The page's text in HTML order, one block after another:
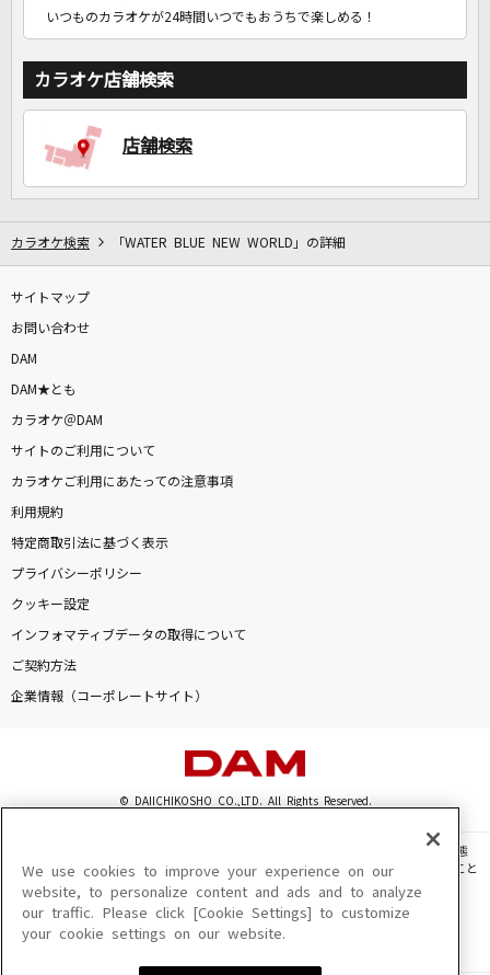
いつものカラオケが24時間いつでもおうちで楽しめる！
カラオケ店舗検索
店舗検索
カラオケ検索 「WATER BLUE NEW WORLD」の詳細
サイトマップ
お問い合わせ
DAM
DAM★とも
カラオケ＠DAM
サイトのご利用について
カラオケご利用にあたっての注意事項
利用規約
特定商取引法に基づく表示
プライバシーポリシー
クッキー設定
インフォマティブデータの取得について
ご契約方法
企業情報（コーポレートサイト）
© DAIICHIKOSHO CO.,LTD. All Rights Reserved.
このサイトに掲載されている一切の文章・画像・写真・動画・音声等を、手段や形態
を問わず、著作権法の定める範囲を超えて無断で複製、転載、ファイル化などすること
を禁じます。
楽曲及びコンテンツは、機種によりご利用いただけない場合があります。
楽曲及びコンテンツの配信日、配信内容が変更になる場合があります。
We use cookies to improve your experience on our
website, to personalize content and ads and to analyze
our traffic. Please click [Cookie Settings] to customize
your cookie settings on our website.